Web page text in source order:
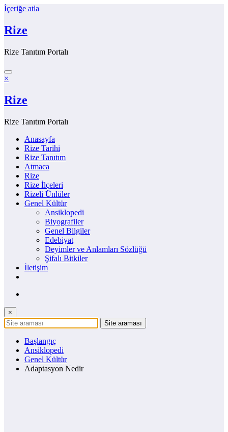
İçeriğe atla
Rize
Rize Tanıtım Portalı
×
Rize
Rize Tanıtım Portalı
Anasayfa
Rize Tarihi
Rize Tanıtım
Atmaca
Rize
Rize İlçeleri
Rizeli Ünlüler
Genel Kültür
Ansiklopedi
Biyografiler
Genel Bilgiler
Edebiyat
Deyimler ve Anlamları Sözlüğü
Şifalı Bitkiler
İletişim
×
Başlangıç
Ansiklopedi
Genel Kültür
Adaptasyon Nedir